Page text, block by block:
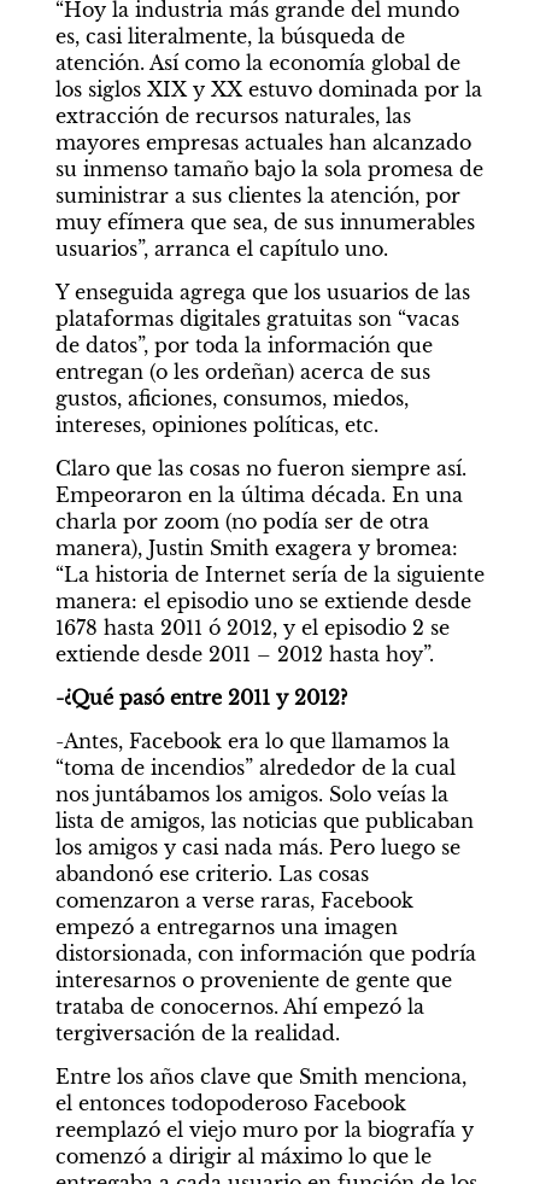
EXPERIENCIAS
Un día en la vida
Por Silvina Cena
Ya no
La época
“Hoy la industria más grande del mundo
es, casi literalmente, la búsqueda de
atención. Así como la economía global de
los siglos XIX y XX estuvo dominada por la
extracción de recursos naturales, las
mayores empresas actuales han alcanzado
su inmenso tamaño bajo la sola promesa de
suministrar a sus clientes la atención, por
muy efímera que sea, de sus innumerables
usuarios”, arranca el capítulo uno.
Y enseguida agrega que los usuarios de las
plataformas digitales gratuitas son “vacas
de datos”, por toda la información que
entregan (o les ordeñan) acerca de sus
gustos, aficiones, consumos, miedos,
intereses, opiniones políticas, etc.
Claro que las cosas no fueron siempre así.
Empeoraron en la última década. En una
charla por zoom (no podía ser de otra
manera), Justin Smith exagera y bromea:
“La historia de Internet sería de la siguiente
manera: el episodio uno se extiende desde
1678 hasta 2011 ó 2012, y el episodio 2 se
extiende desde 2011 – 2012 hasta hoy”.
-¿Qué pasó entre 2011 y 2012?
-Antes, Facebook era lo que llamamos la
“toma de incendios” alrededor de la cual
nos juntábamos los amigos. Solo veías la
lista de amigos, las noticias que publicaban
los amigos y casi nada más. Pero luego se
abandonó ese criterio. Las cosas
comenzaron a verse raras, Facebook
empezó a entregarnos una imagen
distorsionada, con información que podría
interesarnos o proveniente de gente que
trataba de conocernos. Ahí empezó la
tergiversación de la realidad.
Entre los años clave que Smith menciona,
el entonces todopoderoso Facebook
reemplazó el viejo muro por la biografía y
comenzó a dirigir al máximo lo que le